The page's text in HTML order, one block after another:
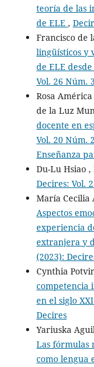
teoría de las
de ELE ,
Francisco de
lingüísticos y
de ELE
Vol. 26 Núm.
Rosa
de la Luz
docente en
Vol. 20 Núm.
Enseñanza
Du-Lu Hsiao ,
Decires: Vol.
María Cecilia
Aspectos
experiencia
extranjera y
(2023):
Cynthia
competencia
en el siglo XXI
Decires
Yariuska
Las fórmulas
como lengua